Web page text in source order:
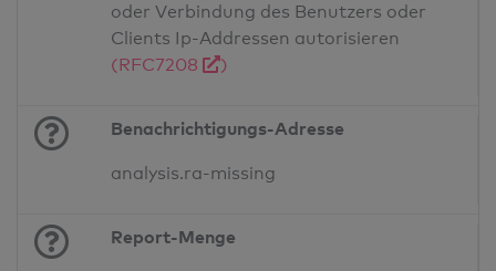
oder Verbindung des Benutzers oder
Clients Ip-Addressen autorisieren
(RFC7208
)
Benachrichtigungs-Adresse
analysis.ra-missing
Report-Menge